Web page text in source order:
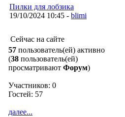
Пилки для лобзика
19/10/2024 10:45 - blimi
Сейчас на сайте
57 пользователь(ей) активно
(38 пользователь(ей)
просматривают Форум)
Участников: 0
Гостей: 57
далее...